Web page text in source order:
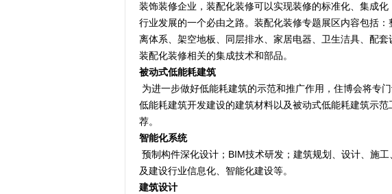
装饰装修企业，装配化装修可以实现装修的标准化、集成
行业发展的一个必由之路。装配化装修专题展区内容包括
离体系、架空地板、同层排水、家居电器、卫生洁具、配
装配化装修相关的集成技术和部品。
被动式低能耗建筑
为进一步做好低能耗建筑的示范和推广作用，住博会将专
低能耗建筑开发建设的建筑材料以及被动式低能耗建筑示
荐。
智能化系统
预制构件深化设计；BIM技术研发；建筑规划、设计、施
及建设行业信息化、智能化建设等。
建筑设计